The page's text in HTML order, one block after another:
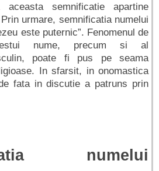
aceasta semnificatie apartine
urmare, semnificatia numelui
este puternic”. Fenomenul de
nume, precum si al
poate fi pus pe seama
In sfarsit, in onomastica
fata in discutie a patruns prin
numelui